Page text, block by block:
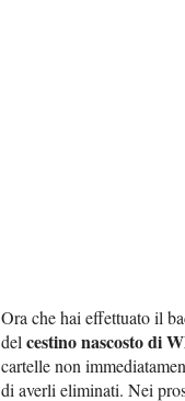
Ora che hai effettuato il
delcestino nascosto di
cartelle non
di averli eliminati. Nei